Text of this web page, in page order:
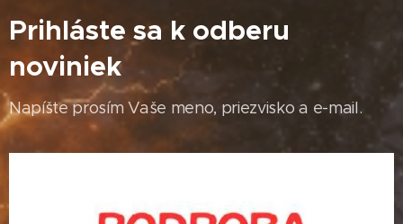
Prihláste sa k odberu
noviniek
Napíšte prosím Vaše meno, priezvisko a e-mail.